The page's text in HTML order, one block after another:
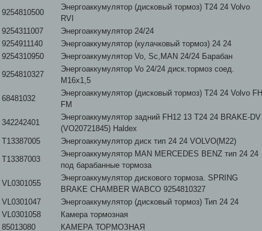
9254810500
Энергоаккумулятор (дисковый тормоз) T24 24 Volvo
RVI
9254311007 Энергоаккумулятор 24/24
9254911140 Энергоаккумулятор (кулачковый тормоз) 24 24
9254310950 Энергоаккумулятор Vo, Sc,MAN 24/24 Барабан
9254810327
Энергоаккумулятор Vo 24/24 диск.тормоз соед.
М16х1,5
68481032
Энергоаккумулятор (дисковый тормоз) T24 24 Volvo FH
FM
342242401
Энергоаккумулятор задний FH12 13 T24 24 BRAKE-DV
(VO20721845) Haldex
T13387005 Энергоаккумулятор диск тип 24 24 VOLVO(M22)
T13387003
Энергоаккумулятор MAN MERCEDES BENZ тип 24 24
под барабанные тормоза
VL0301055
Энергоаккумулятор дискового тормоза. SPRING
BRAKE CHAMBER WABCO 9254810327
VL0301047 Энергоаккумулятор (дисковый тормоз) Тип 24 24
VL0301058 Камера тормозная
85013080 КАМЕРА ТОРМОЗНАЯ